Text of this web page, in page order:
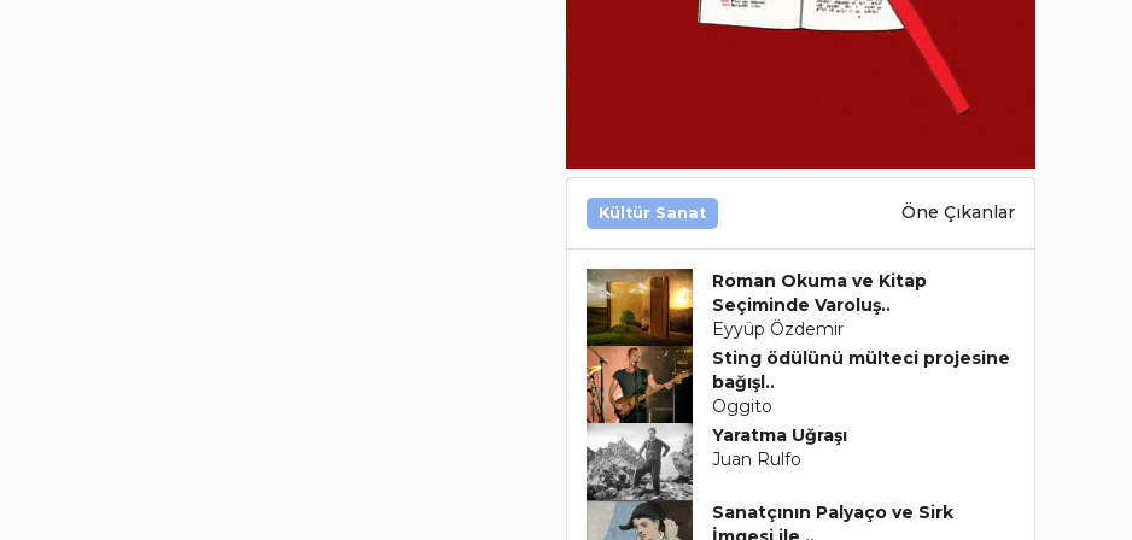
Kültür Sanat Öne Çıkanlar
Roman Okuma ve Kitap
Seçiminde Varoluş..
Eyyüp Özdemir
Sting ödülünü mülteci projesine
bağışl..
Oggito
Yaratma Uğraşı
Juan Rulfo
Sanatçının Palyaço ve Sirk